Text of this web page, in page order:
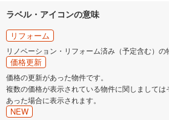
ラベル・アイコンの意味
リフォーム
リノベーション・リフォーム済み（予定含む）の
価格更新
価格の更新があった物件です。
複数の価格が表示されている物件に関しまして
あった場合に表示されます。
NEW